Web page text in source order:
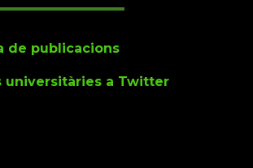
de publicacions
universitàries a Twitter